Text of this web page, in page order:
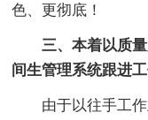
色、更彻底！
三、本着以质
间生管理系统跟进
由于以往手工